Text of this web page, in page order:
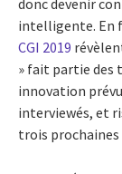
intelligente. En
CGI 2019
» fait partie des
innovation
interviewés, et
trois prochaines